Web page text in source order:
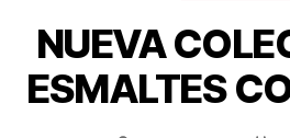
NUEVA
ESMALTES